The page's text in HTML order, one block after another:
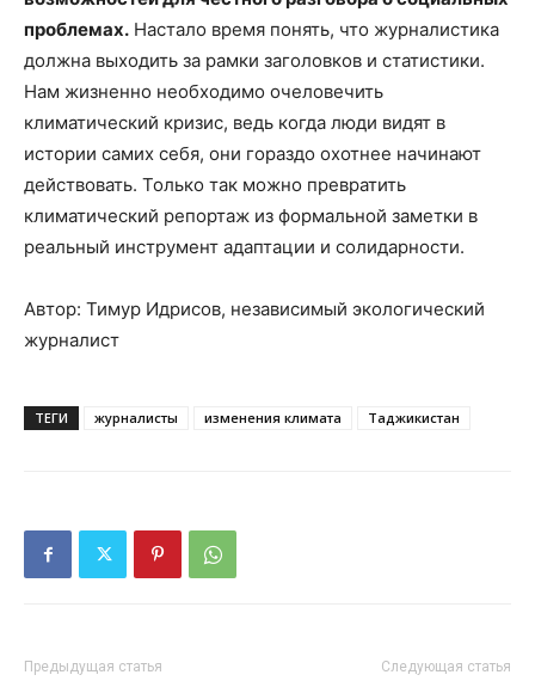
проблемах. Настало время понять, что журналистика
должна выходить за рамки заголовков и статистики.
Нам жизненно необходимо очеловечить
климатический кризис, ведь когда люди видят в
истории самих себя, они гораздо охотнее начинают
действовать. Только так можно превратить
климатический репортаж из формальной заметки в
реальный инструмент адаптации и солидарности.
Автор: Тимур Идрисов, независимый экологический
журналист
ТЕГИ журналисты изменения климата Таджикистан
Предыдущая статья Следующая статья